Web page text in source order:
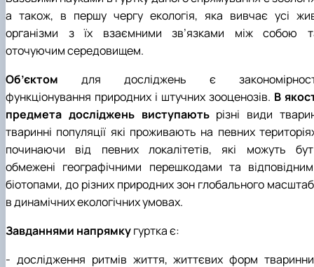
а також, в першу чергу екологія, яка вивчає усі
організми з їх взаємними зв’язками між собою
оточуючим середовищем.
Об’єктом для досліджень є
функціонування природних і штучних зооценозів. В
предмета досліджень виступаютьрізні види
тваринні популяції які проживають на певних
починаючи від певних локалітетів, які можуть
обмежені географічними перешкодами та
біотопами, до різних природних зон глобального
в динамічних екологічних умовах.
Завданнями напрямкугуртка є:
- дослідження ритмів життя, життєвих форм